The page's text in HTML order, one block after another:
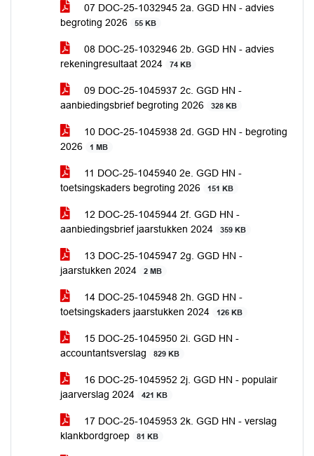
07 DOC-25-1032945 2a. GGD HN - advies
begroting 2026
55 KB
08 DOC-25-1032946 2b. GGD HN - advies
rekeningresultaat 2024
74 KB
09 DOC-25-1045937 2c. GGD HN -
aanbiedingsbrief begroting 2026
328 KB
10 DOC-25-1045938 2d. GGD HN - begroting
2026
1 MB
11 DOC-25-1045940 2e. GGD HN -
toetsingskaders begroting 2026
151 KB
12 DOC-25-1045944 2f. GGD HN -
aanbiedingsbrief jaarstukken 2024
359 KB
13 DOC-25-1045947 2g. GGD HN -
jaarstukken 2024
2 MB
14 DOC-25-1045948 2h. GGD HN -
toetsingskaders jaarstukken 2024
126 KB
15 DOC-25-1045950 2i. GGD HN -
accountantsverslag
829 KB
16 DOC-25-1045952 2j. GGD HN - populair
jaarverslag 2024
421 KB
17 DOC-25-1045953 2k. GGD HN - verslag
klankbordgroep
81 KB